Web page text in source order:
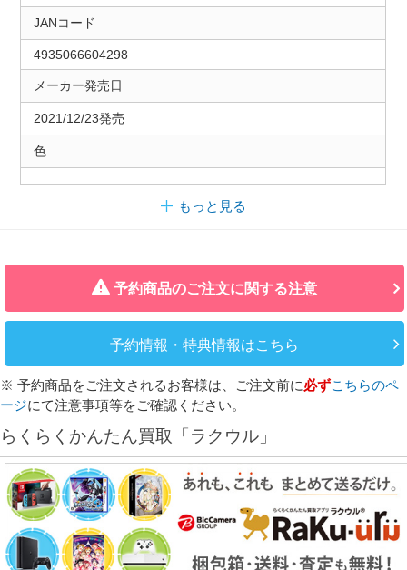
JANコード
4935066604298
メーカー発売日
2021/12/23発売
色
もっと見る
予約商品のご注文に関する注意
予約情報・特典情報はこちら
※ 予約商品をご注文されるお客様は、ご注文前に必ずこちらのペ
ージにて注意事項等をご確認ください。
らくらくかんたん買取「ラクウル」